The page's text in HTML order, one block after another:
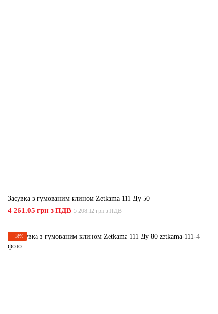
Засувка з гумованим клином Zetkama 111 Ду 50
4 261.05 грн з ПДВ 5 208.12 грн з ПДВ
−18%